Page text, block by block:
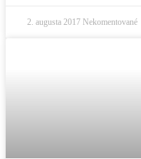
2. augusta 2017 Nekomentované